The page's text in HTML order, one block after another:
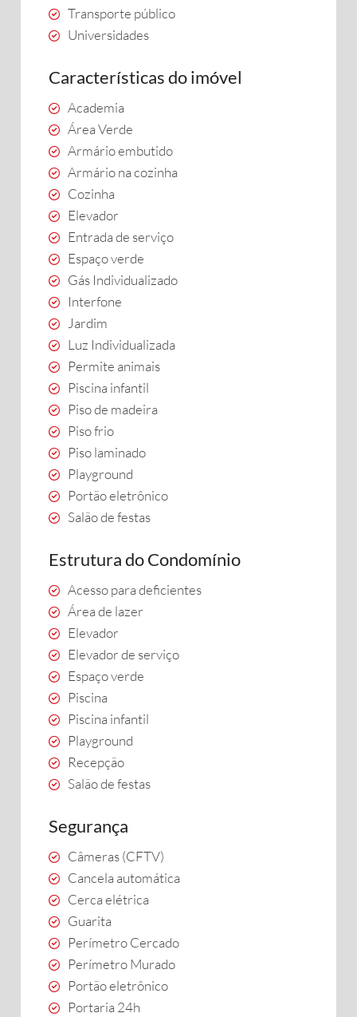
Transporte público
Universidades
Características do imóvel
Academia
Área Verde
Armário embutido
Armário na cozinha
Cozinha
Elevador
Entrada de serviço
Espaço verde
Gás Individualizado
Interfone
Jardim
Luz Individualizada
Permite animais
Piscina infantil
Piso de madeira
Piso frio
Piso laminado
Playground
Portão eletrônico
Salão de festas
Estrutura do Condomínio
Acesso para deficientes
Área de lazer
Elevador
Elevador de serviço
Espaço verde
Piscina
Piscina infantil
Playground
Recepção
Salão de festas
Segurança
Câmeras (CFTV)
Cancela automática
Cerca elétrica
Guarita
Perímetro Cercado
Perímetro Murado
Portão eletrônico
Portaria 24h